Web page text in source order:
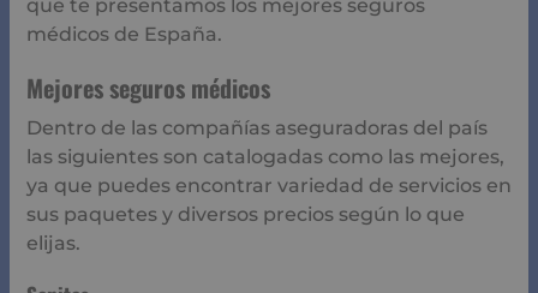
UE.
Sanitas más salud y el básico digital. Cada uno ofrece
una promoción como en el caso del básico que cuenta
con la oferta de pagar 20 euros al mes por asegurado.
Ofrecen servicios de: